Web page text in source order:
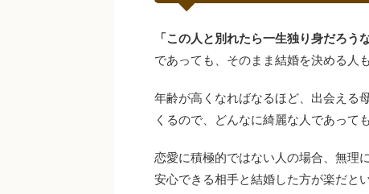
「この人と別れたら一生独り身だろうな
であっても、そのまま結婚を決める人も
年齢が高くなればなるほど、出会える
くるので、どんなに綺麗な人であって
恋愛に積極的ではない人の場合、無理
安心できる相手と結婚した方が楽だと